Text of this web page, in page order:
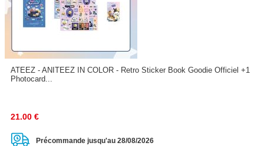
ATEEZ - ANITEEZ IN COLOR - Retro Sticker Book Goodie Officiel +1
Photocard...
21.00 €
Précommande jusqu'au 28/08/2026